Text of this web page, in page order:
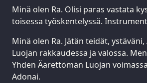
Minä olen Ra. Olisi paras vastata
toisessa työskentelyssä.
Minä olen Ra. Jätän teidät,
Luojan rakkaudessa ja valossa.
Yhden Äärettömän Luojan
Adonai.